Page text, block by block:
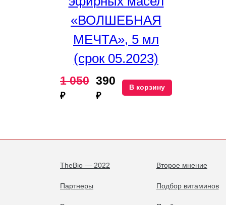
«ВОЛШЕБНАЯ
МЕЧТА», 5 мл
(срок 05.2023)
1 050
₽
390
₽
В корзину
TheBio — 2022
Партнеры
Второе мнение
Подбор витаминов